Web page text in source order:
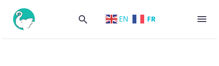
EN FR